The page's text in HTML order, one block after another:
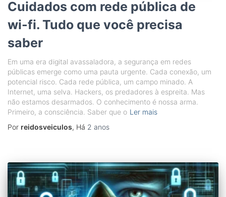
Cuidados com rede pública de
wi-fi. Tudo que você precisa
saber
Em uma era digital avassaladora, a segurança em redes
públicas emerge como uma pauta urgente. Cada conexão, um
potencial risco. Cada rede pública, um campo minado. A
Internet, uma selva. Hackers, os predadores à espreita. Mas
não estamos desarmados. O conhecimento é nossa arma.
Primeiro, a consciência. Saber que o Ler mais
Por reidosveiculos, Há 2 anos